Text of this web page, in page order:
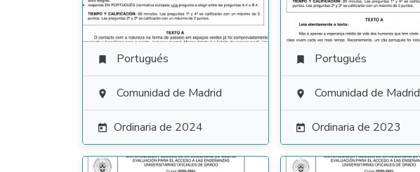
 Portugués
 Comunidad de Madrid
 Ordinaria de 2024
 Portugués
 Comunidad de Madrid
 Ordinaria de 2023